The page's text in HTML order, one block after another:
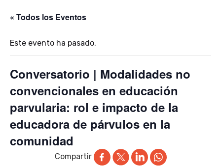
« Todos los Eventos
Este evento ha pasado.
Conversatorio | Modalidades no
convencionales en educación
parvularia: rol e impacto de la
educadora de párvulos en la
comunidad
Compartir